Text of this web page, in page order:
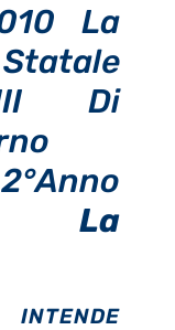
La
Di
La